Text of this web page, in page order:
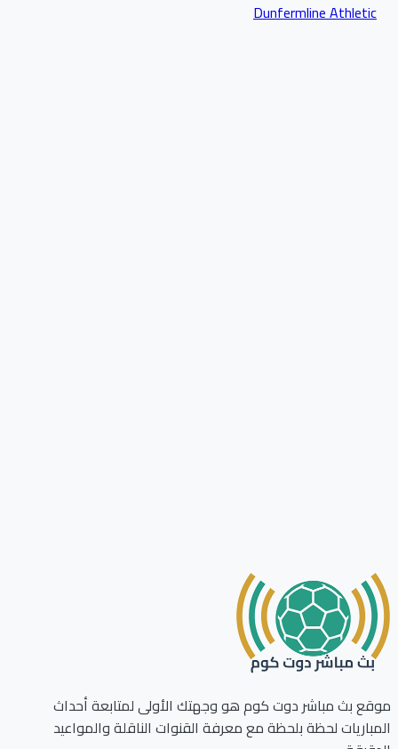
Dunfermline Athletic
بث مباشر دوت كوم هو وجهتك الأولى لمتابعة أحداث
لحظة بلحظة مع معرفة القنوات الناقلة والمواعيد